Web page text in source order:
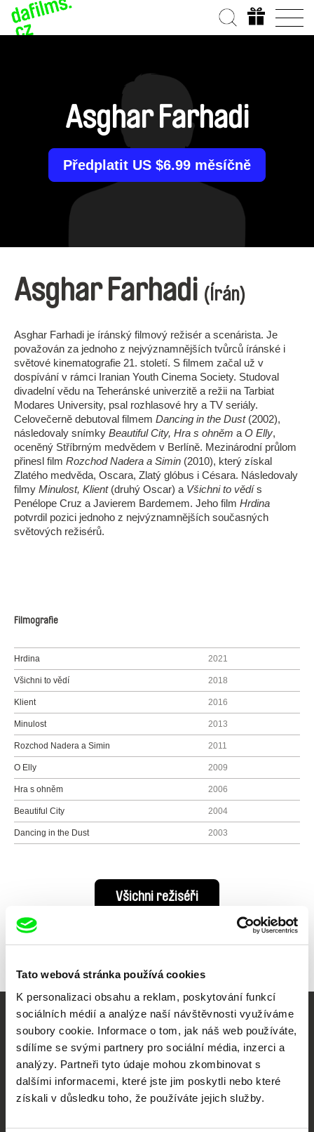
Tato webová stránka používá cookies
K personalizaci obsahu a reklam, poskytování funkcí
sociálních médií a analýze naší návštěvnosti využíváme
soubory cookie. Informace o tom, jak náš web používáte,
sdílíme se svými partnery pro sociální média, inzerci a
analýzy. Partneři tyto údaje mohou zkombinovat s
dalšími informacemi, které jste jim poskytli nebo které
získali v důsledku toho, že používáte jejich služby.
Asghar Farhadi
Předplatit US $6.99 měsíčně
Asghar Farhadi (Írán)
Asghar Farhadi je íránský filmový režisér a scenárista. Je
považován za jednoho z nejvýznamnějších tvůrců íránské i
světové kinematografie 21. století. S filmem začal už v
dospívání v rámci Iranian Youth Cinema Society. Studoval
divadelní vědu na Teheránské univerzitě a režii na Tarbiat
Modares University, psal rozhlasové hry a TV seriály.
Celovečerně debutoval filmem Dancing in the Dust(2002),
následovaly snímky Beautiful City, Hra s ohněm a O Elly,
oceněný Stříbrným medvědem v Berlíně. Mezinárodní průlom
přinesl film Rozchod Nadera a Simin (2010), který získal
Zlatého medvěda, Oscara, Zlatý glóbus i Césara. Následovaly
filmy Minulost, Klient(druhý Oscar) a Všichni to vědís
Penélope Cruz a Javierem Bardemem. Jeho film Hrdina
potvrdil pozici jednoho z nejvýznamnějších současných
světových režisérů.
Filmografie
Hrdina 2021
Všichni to vědí 2018
Klient 2016
Minulost 2013
Rozchod Nadera a Simin 2011
O Elly 2009
Hra s ohněm 2006
Beautiful City 2004
Dancing in the Dust 2003
Všichni režiséři
Vaše online
dokumentární kino
Nové festivalové filmy
každý týden